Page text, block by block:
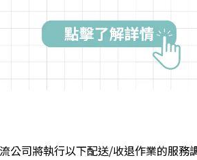
公司將執行以下配送/收退作業的服務